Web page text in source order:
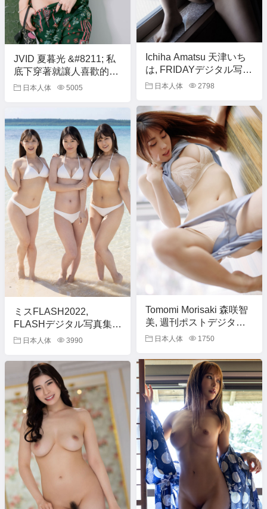
Ichiha Amatsu 天津いち
は, FRIDAYデジタル写真
集 『元JR東日本社員が
vol.2』 Set.03
日本人体 2798
JVID 夏暮光 &#8211; 私
底下穿著就讓人喜歡的性
格美女 Set.01
日本人体 5005
Tomomi Morisaki 森咲智
美, 週刊ポストデジタル
写真集 『500万人のおっ
日本人体 1750
ミスFLASH2022,
FLASHデジタル写真集
[新世代] Set.01
日本人体 3990